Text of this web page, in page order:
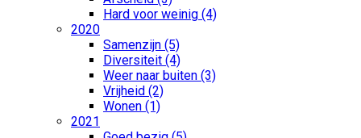
Hard voor weinig (4)
2020
Samenzijn (5)
Diversiteit (4)
Weer naar buiten (3)
Vrijheid (2)
Wonen (1)
2021